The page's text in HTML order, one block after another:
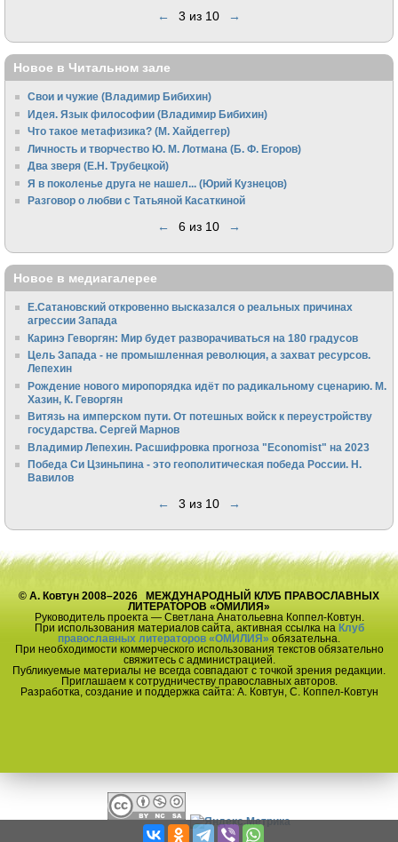
← 3 из 10 →
Новое в Читальном зале
Свои и чужие (Владимир Бибихин)
Идея. Язык философии (Владимир Бибихин)
Что такое метафизика? (М. Хайдеггер)
Личность и творчество Ю. М. Лотмана (Б. Ф. Егоров)
Два зверя (Е.Н. Трубецкой)
Я в поколенье друга не нашел... (Юрий Кузнецов)
Разговор о любви с Татьяной Касаткиной
← 6 из 10 →
Новое в медиагалерее
Е.Сатановский откровенно высказался о реальных причинах
агрессии Запада
Каринэ Геворгян: Мир будет разворачиваться на 180 градусов
Цель Запада - не промышленная революция, а захват ресурсов.
Лепехин
Рождение нового миропорядка идёт по радикальному сценарию. М.
Хазин, К. Геворгян
Витязь на имперском пути. От потешных войск к переустройству
государства. Сергей Марнов
Владимир Лепехин. Расшифровка прогноза "Economist" на 2023
Победа Си Цзиньпина - это геополитическая победа России. Н.
Вавилов
← 3 из 10 →
© А. Ковтун 2008–2026 МЕЖДУНАРОДНЫЙ КЛУБ ПРАВОСЛАВНЫХ
ЛИТЕРАТОРОВ «ОМИЛИЯ»
Руководитель проекта — Светлана Анатольевна Коппел-Ковтун.
При использования материалов сайта, активная ссылка на Клуб
православных литераторов «ОМИЛИЯ» обязательна.
При необходимости коммерческого использования текстов обязательно
свяжитесь с администрацией.
Публикуемые материалы не всегда совпадают с точкой зрения редакции.
Приглашаем к сотрудничеству православных авторов.
Разработка, создание и поддержка сайта: А. Ковтун, С. Коппел-Ковтун